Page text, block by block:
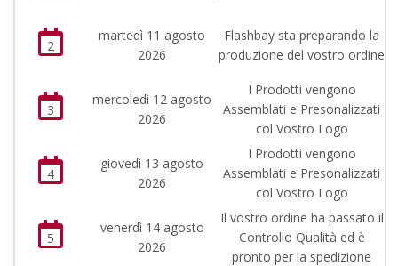
2
martedì 11 agosto
2026
Flashbay sta preparando la
produzione del vostro ordine
3
mercoledì 12 agosto
2026
I Prodotti vengono
Assemblati e Presonalizzati
col Vostro Logo
4
giovedì 13 agosto
2026
I Prodotti vengono
Assemblati e Presonalizzati
col Vostro Logo
5
venerdì 14 agosto
2026
Il vostro ordine ha passato il
Controllo Qualità ed è
pronto per la spedizione